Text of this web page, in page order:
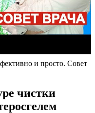
и просто. Совет
чистки